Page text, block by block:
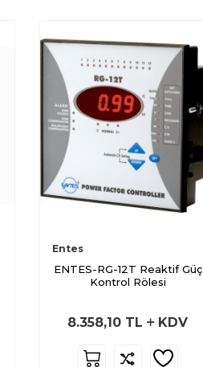
Entes
ENTES-RG-12T Reaktif Güç
Kontrol Rölesi
8.358,10 TL KDV